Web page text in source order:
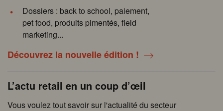
Dossiers : back to school, paiement,
pet food, produits pimentés, field
marketing...
Découvrez la nouvelle édition !
L’actu retail en un coup d’œil
Vous voulez tout savoir sur l'actualité du secteur